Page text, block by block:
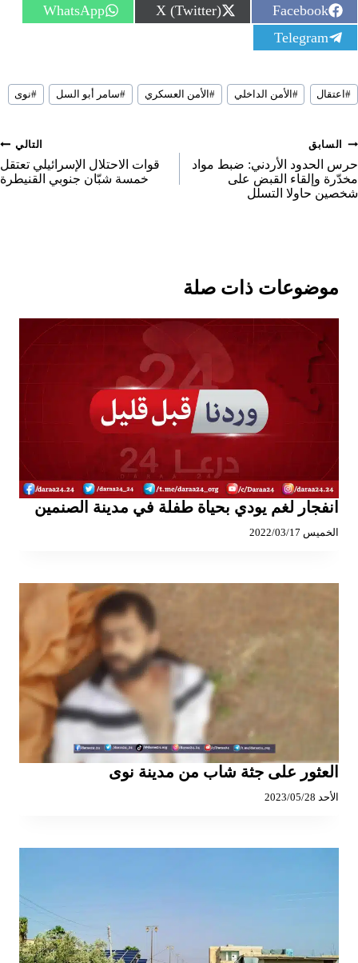
S
h
a
r
o
n
Facebook
S
h
o
X (Twitter)
S
h
o
n
WhatsApp
S
h
r
e
o
Telegram
وسوم
المقال:
#اعتقال # الأمن الداخلي # الأمن العسكري #سامر أبو السل #نوى
تصفّح
المقالات
السابق
حرس الحدود الأردني: ضبط مواد
مخدّرة وإلقاء القبض على
شخصين حاولا التسلل
التالي
قوات الاحتلال الإسرائيلي تعتقل
خمسة شبّان جنوبي القنيطرة
موضوعات ذات صلة
انفجار لغم يودي بحياة طفلة في مدينة الصنمين
الخميس 2022/03/17
العثور على جثة شاب من مدينة نوى
الأحد 2023/05/28